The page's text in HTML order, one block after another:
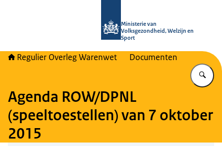
Ministerie van
Volksgezondheid, Welzijn en
Sport
Regulier Overleg Warenwet Documenten
Agenda ROW/DPNL
(speeltoestellen) van 7 oktober
2015